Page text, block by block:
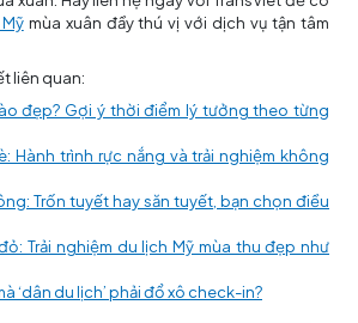
mùa xuân đầy thú vị với dịch vụ tận tâm
liên quan:
đẹp? Gợi ý thời điểm lý tưởng theo từng
Hành trình rực nắng và trải nghiệm không
Trốn tuyết hay săn tuyết, bạn chọn điều
Trải nghiệm du lịch Mỹ mùa thu đẹp như
‘dân du lịch’ phải đổ xô check-in?